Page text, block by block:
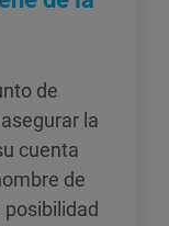
de
la
cuenta
de